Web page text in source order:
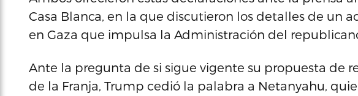
Casa Blanca, en la que discutieron los detalles de un
en Gaza que impulsa la Administración del
Ante la pregunta de si sigue vigente su propuesta de
de la Franja, Trump cedió la palabra a Netanyahu,